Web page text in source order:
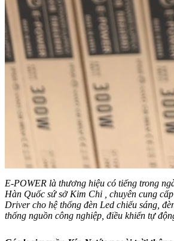
E-POWER là thương hiệu có tiếng trong
Hàn Quốc sứ sở Kim Chi , chuyên cung
Driver cho hệ thống đèn Led chiếu sáng,
thống nguồn công nghiệp, điều khiển tự